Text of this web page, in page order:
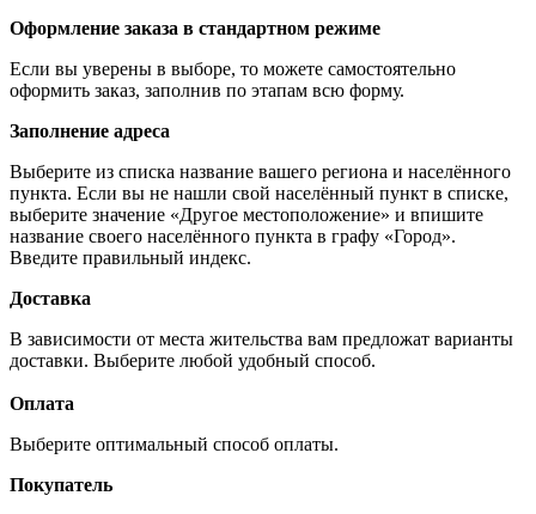
Оформление заказа в стандартном режиме
Если вы уверены в выборе, то можете самостоятельно
оформить заказ, заполнив по этапам всю форму.
Заполнение адреса
Выберите из списка название вашего региона и населённого
пункта. Если вы не нашли свой населённый пункт в списке,
выберите значение «Другое местоположение» и впишите
название своего населённого пункта в графу «Город».
Введите правильный индекс.
Доставка
В зависимости от места жительства вам предложат варианты
доставки. Выберите любой удобный способ.
Оплата
Выберите оптимальный способ оплаты.
Покупатель